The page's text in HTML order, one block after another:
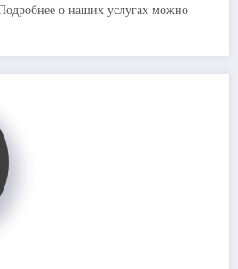
о наших услугах можно